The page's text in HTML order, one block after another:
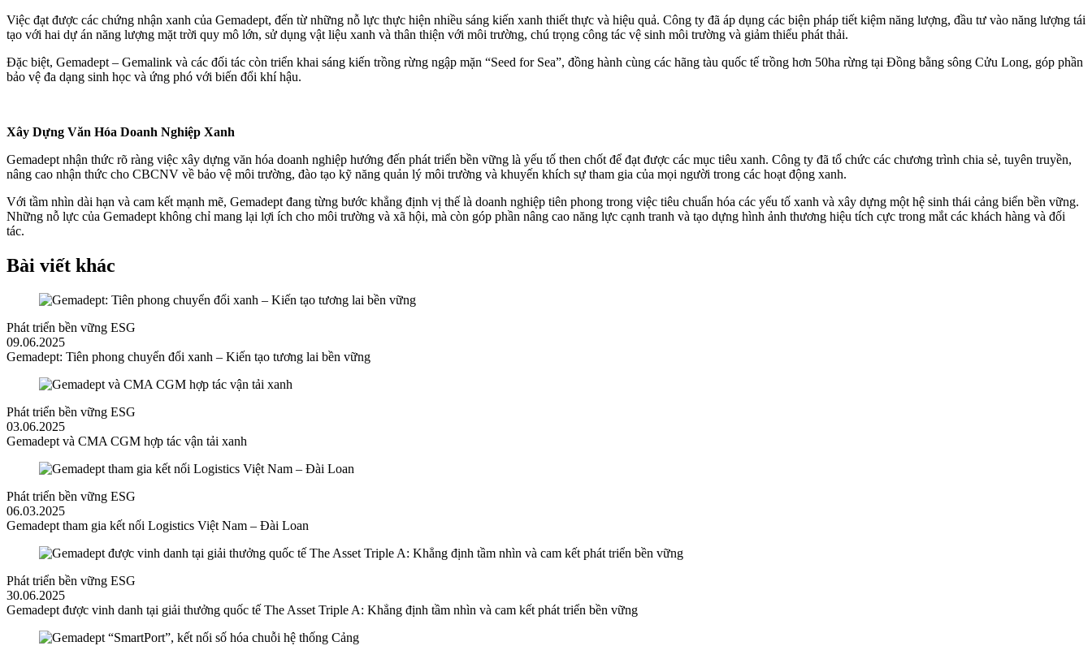
Việc đạt được các chứng nhận xanh của Gemadept, đến từ những nỗ lực thực hiện nhiều sáng kiến xanh thiết thực và hiệu quả. Công ty đã áp dụng các biện pháp tiết kiệm năng lượng, đầu tư vào năng lượng tái
tạo với hai dự án năng lượng mặt trời quy mô lớn, sử dụng vật liệu xanh và thân thiện với môi trường, chú trọng công tác vệ sinh môi trường và giảm thiểu phát thải.
Đặc biệt, Gemadept – Gemalink và các đối tác còn triển khai sáng kiến trồng rừng ngập mặn “Seed for Sea”, đồng hành cùng các hãng tàu quốc tế trồng hơn 50ha rừng tại Đồng bằng sông Cửu Long, góp phần
bảo vệ đa dạng sinh học và ứng phó với biến đổi khí hậu.
Xây Dựng Văn Hóa Doanh Nghiệp Xanh
Gemadept nhận thức rõ ràng việc xây dựng văn hóa doanh nghiệp hướng đến phát triển bền vững là yếu tố then chốt để đạt được các mục tiêu xanh. Công ty đã tổ chức các chương trình chia sẻ, tuyên truyền,
nâng cao nhận thức cho CBCNV về bảo vệ môi trường, đào tạo kỹ năng quản lý môi trường và khuyến khích sự tham gia của mọi người trong các hoạt động xanh.
Với tầm nhìn dài hạn và cam kết mạnh mẽ, Gemadept đang từng bước khẳng định vị thế là doanh nghiệp tiên phong trong việc tiêu chuẩn hóa các yếu tố xanh và xây dựng một hệ sinh thái cảng biển bền vững.
Những nỗ lực của Gemadept không chỉ mang lại lợi ích cho môi trường và xã hội, mà còn góp phần nâng cao năng lực cạnh tranh và tạo dựng hình ảnh thương hiệu tích cực trong mắt các khách hàng và đối
tác.
Bài viết khác
Phát triển bền vững ESG
09.06.2025
Gemadept: Tiên phong chuyển đổi xanh – Kiến tạo tương lai bền vững
Phát triển bền vững ESG
03.06.2025
Gemadept và CMA CGM hợp tác vận tải xanh
Phát triển bền vững ESG
06.03.2025
Gemadept tham gia kết nối Logistics Việt Nam – Đài Loan
Phát triển bền vững ESG
30.06.2025
Gemadept được vinh danh tại giải thưởng quốc tế The Asset Triple A: Khẳng định tầm nhìn và cam kết phát triển bền vững